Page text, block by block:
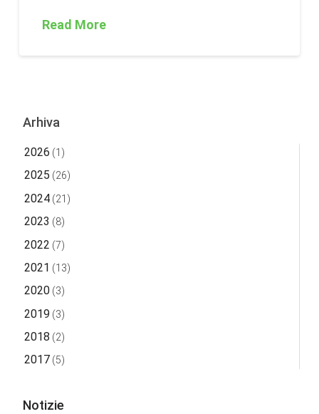
Read More
Arhiva
2026 (1)
2025 (26)
2024(21)
2023 (8)
2022 (7)
2021 (13)
2020(3)
2019 (3)
2018 (2)
2017(5)
Notizie